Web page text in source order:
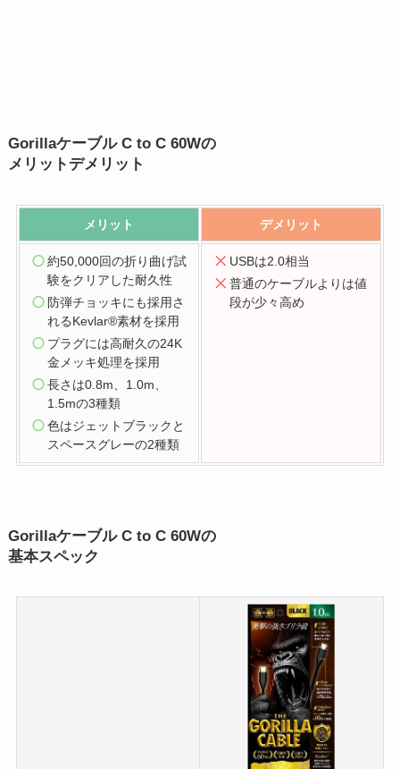
Gorillaケーブル C to C 60Wの
メリットデメリット
メリット デメリット
約50,000回の折り曲げ試
験をクリアした耐久性
防弾チョッキにも採用さ
れるKevlar®素材を採用
プラグには高耐久の24K
金メッキ処理を採用
長さは0.8m、1.0m、
1.5mの3種類
色はジェットブラックと
スペースグレーの2種類
USBは2.0相当
普通のケーブルよりは値
段が少々高め
Gorillaケーブル C to C 60Wの
基本スペック